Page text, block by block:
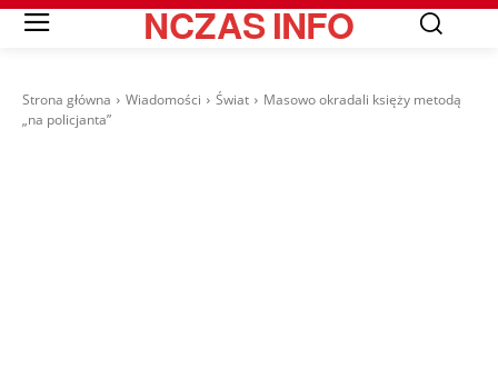
NCZASINFO
Strona główna Wiadomości Świat
Masowo okradali księży metodą
„na policjanta”